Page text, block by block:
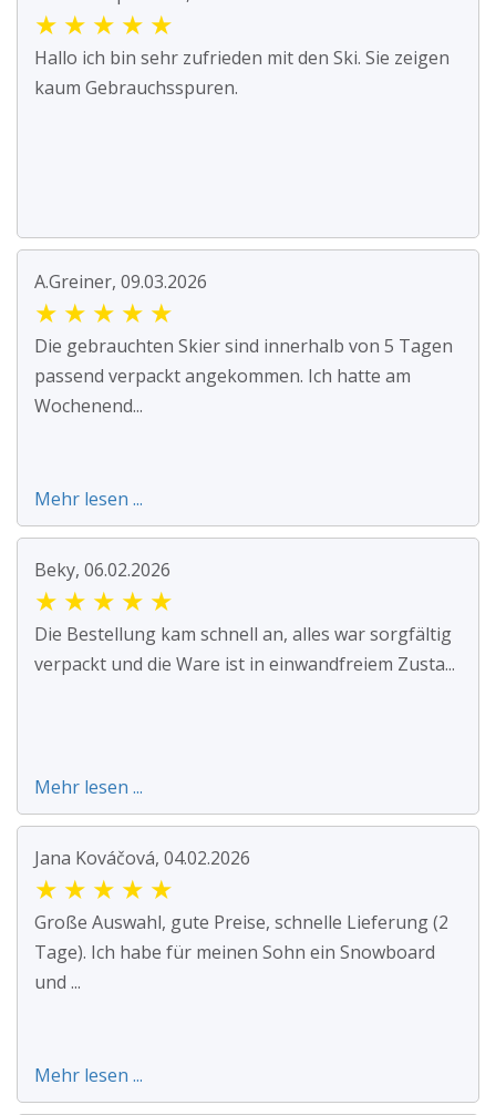
★ ★ ★ ★ ★
Hallo ich bin sehr zufrieden mit den Ski. Sie zeigen
kaum Gebrauchsspuren.
A.Greiner, 09.03.2026
★ ★ ★ ★ ★
Die gebrauchten Skier sind innerhalb von 5 Tagen
passend verpackt angekommen. Ich hatte am
Wochenend...
Mehr lesen ...
Beky, 06.02.2026
★ ★ ★ ★ ★
Die Bestellung kam schnell an, alles war sorgfältig
verpackt und die Ware ist in einwandfreiem Zusta...
Mehr lesen ...
Jana Kováčová, 04.02.2026
★ ★ ★ ★ ★
Große Auswahl, gute Preise, schnelle Lieferung (2
Tage). Ich habe für meinen Sohn ein Snowboard
und ...
Mehr lesen ...